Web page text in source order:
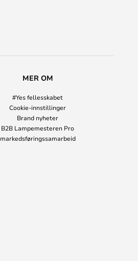
MER OM
#Yes fellesskabet
Cookie-innstillinger
Brand nyheter
B2B Lampemesteren Pro
markedsføringssamarbeid